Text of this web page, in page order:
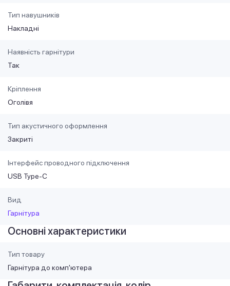
Тип навушників
Накладні
Наявність гарнітури
Так
Кріплення
Оголівя
Тип акустичного оформлення
Закриті
Інтерфейс проводного підключення
USB Type-C
Вид
Гарнітура
Основні характеристики
Тип товару
Гарнітура до комп'ютера